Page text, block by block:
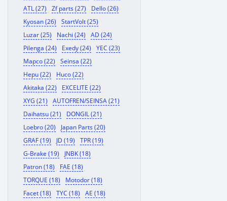
ATL (27)
Zf parts (27)
Dello (26)
Kyosan (26)
StartVolt (25)
Luzar (25)
Nachi (24)
AD (24)
Pilenga (24)
Exedy (24)
YEC (23)
Mapco (22)
Seinsa (22)
Hepu (22)
Huco (22)
Akitaka (22)
EXCELITE (22)
XYG (21)
AUTOFREN/SEINSA (21)
Daihatsu (21)
DONGIL (21)
Loebro (20)
Japan Parts (20)
GRAF (19)
JD (19)
TPR (19)
G-Brake (19)
JNBK (18)
Patron (18)
FAE (18)
TORQUE (18)
Motodor (18)
Facet (18)
TYC (18)
AE (18)